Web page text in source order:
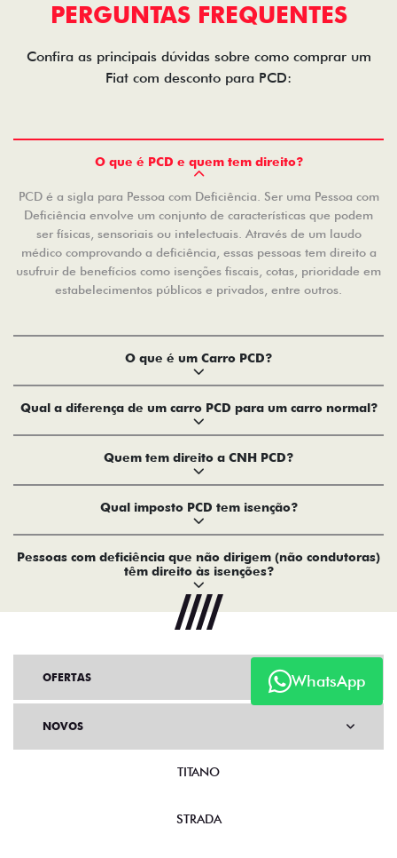
PERGUNTAS FREQUENTES
Confira as principais dúvidas sobre como comprar um
Fiat com desconto para PCD:
O que é PCD e quem tem direito?
PCD é a sigla para Pessoa com Deficiência. Ser uma Pessoa com
Deficiência envolve um conjunto de características que podem
ser físicas, sensoriais ou intelectuais. Através de um laudo
médico comprovando a deficiência, essas pessoas tem direito a
usufruir de benefícios como isenções fiscais, cotas, prioridade em
estabelecimentos públicos e privados, entre outros.
O que é um Carro PCD?
Qual a diferença de um carro PCD para um carro normal?
Quem tem direito a CNH PCD?
Qual imposto PCD tem isenção?
Pessoas com deficiência que não dirigem (não condutoras)
têm direito às isenções?
WhatsApp
OFERTAS
NOVOS
TITANO
STRADA